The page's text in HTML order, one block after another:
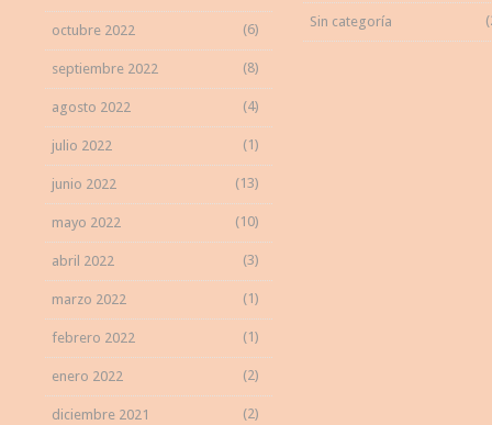
octubre 2022 (6)
septiembre 2022 (8)
agosto 2022 (4)
julio 2022 (1)
junio 2022 (13)
mayo 2022 (10)
abril 2022 (3)
marzo 2022 (1)
febrero 2022 (1)
enero 2022 (2)
diciembre 2021 (2)
Sin categoría